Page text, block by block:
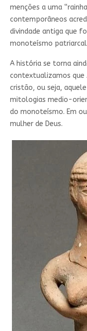
menções a uma
contemporâneos
divindade antiga que
monoteísmo
A história se torna
contextualizamos que
cristão, ou seja,
mitologias medio-
do monoteísmo. Em
mulher de Deus.